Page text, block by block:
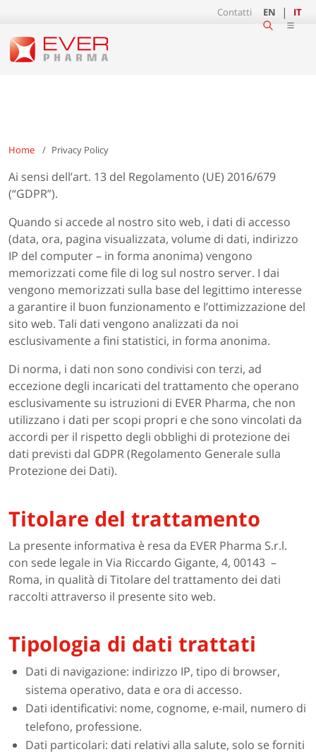
Contatti EN IT
Home Privacy Policy
Ai sensi dell’art. 13 del Regolamento (UE) 2016/679
(“GDPR”).
Quando si accede al nostro sito web, i dati di accesso
(data, ora, pagina visualizzata, volume di dati, indirizzo
IP del computer – in forma anonima) vengono
memorizzati come file di log sul nostro server. I dai
vengono memorizzati sulla base del legittimo interesse
a garantire il buon funzionamento e l’ottimizzazione del
sito web. Tali dati vengono analizzati da noi
esclusivamente a fini statistici, in forma anonima.
Di norma, i dati non sono condivisi con terzi, ad
eccezione degli incaricati del trattamento che operano
esclusivamente su istruzioni di EVER Pharma, che non
utilizzano i dati per scopi propri e che sono vincolati da
accordi per il rispetto degli obblighi di protezione dei
dati previsti dal GDPR (Regolamento Generale sulla
Protezione dei Dati).
Titolare del trattamento
La presente informativa è resa da EVER Pharma S.r.l.
con sede legale in Via Riccardo Gigante, 4, 00143 –
Roma, in qualità di Titolare del trattamento dei dati
raccolti attraverso il presente sito web.
Tipologia di dati trattati
Dati di navigazione: indirizzo IP, tipo di browser,
sistema operativo, data e ora di accesso.
Dati identificativi: nome, cognome, e-mail, numero di
telefono, professione.
Dati particolari: dati relativi alla salute, solo se forniti